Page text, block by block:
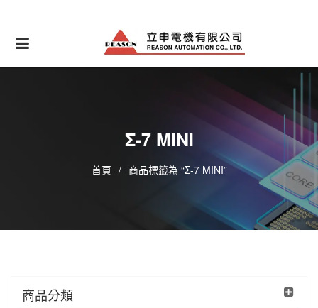
content
Σ-7 MINI
首頁 / 商品標籤為 “Σ-7 MINI”
商品分類